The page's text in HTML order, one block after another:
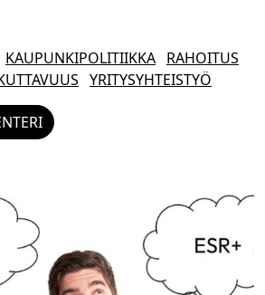
KAUPUNKIPOLITIIKKA RAHOITUS
YRITYSYHTEISTYÖ